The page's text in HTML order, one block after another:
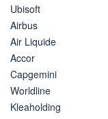
Ubisoft
Airbus
Air Liquide
Accor
Capgemini
Worldline
Kleaholding